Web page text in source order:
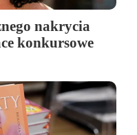
nakrycia
konkursowe